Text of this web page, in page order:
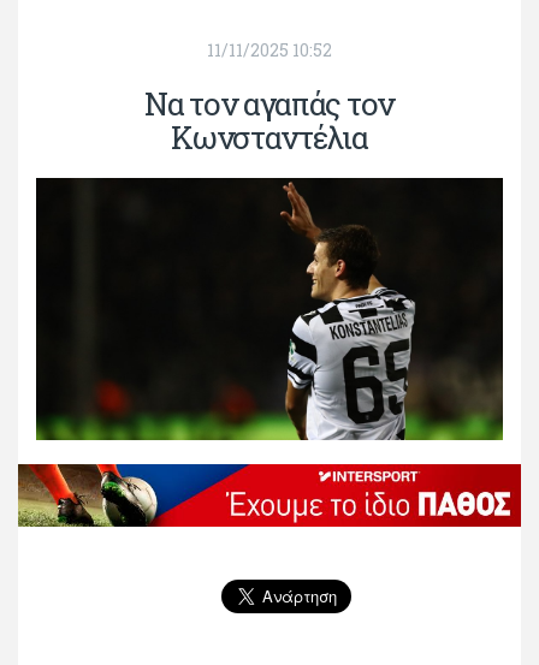
11/11/2025 10:52
Να τον αγαπάς τον
Κωνσταντέλια